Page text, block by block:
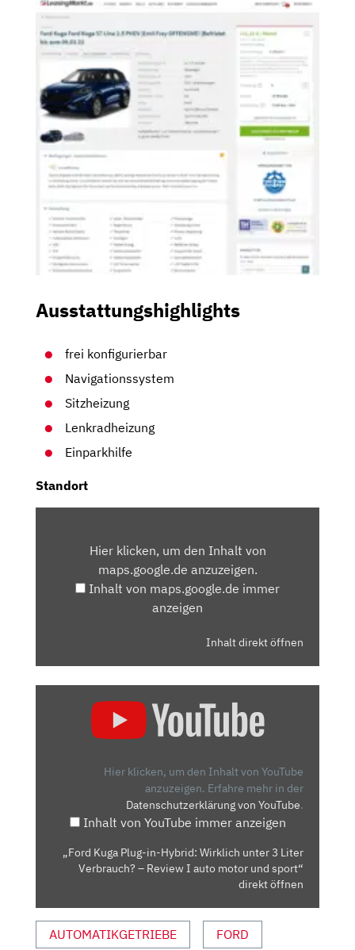
Ausstattungshighlights
frei konfigurierbar
Navigationssystem
Sitzheizung
Lenkradheizung
Einparkhilfe
Standort
MAPS.GOOGLE.DEHier klicken, um den Inhalt von
maps.google.de anzuzeigen.
Inhalt von maps.google.de immer
anzeigen
Inhalt direkt öffnen
VERBRAUCH?
I
AUTO
Hier klicken, um den Inhalt von YouTube
anzuzeigen. Erfahre mehr in der
Datenschutzerklärung von YouTube.
Inhalt von YouTube immer anzeigen
„Ford Kuga Plug-in-Hybrid: Wirklich unter 3 Liter
Verbrauch? – Review I auto motor und sport“
direkt öffnen
AUTOMATIKGETRIEBE FORD